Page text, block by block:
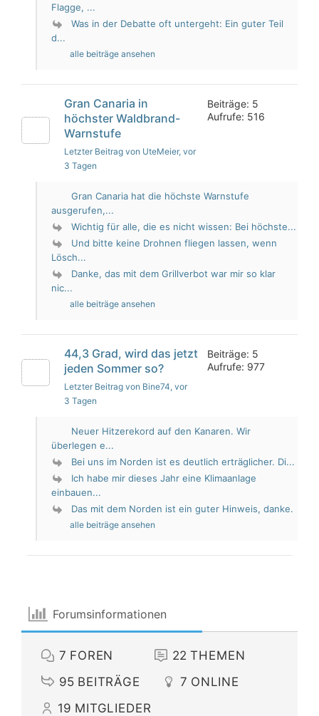
Flagge, ...
Was in der Debatte oft untergeht: Ein guter Teil
d...
alle beiträge ansehen
Gran Canaria in
höchster Waldbrand-
Warnstufe
Letzter Beitrag von UteMeier, vor
3 Tagen
Beiträge: 5
Aufrufe: 516
Gran Canaria hat die höchste Warnstufe
ausgerufen,...
Wichtig für alle, die es nicht wissen: Bei höchste...
Und bitte keine Drohnen fliegen lassen, wenn
Lösch...
Danke, das mit dem Grillverbot war mir so klar
nic...
alle beiträge ansehen
44,3 Grad, wird das jetzt
jeden Sommer so?
Letzter Beitrag von Bine74, vor
3 Tagen
Beiträge: 5
Aufrufe: 977
Neuer Hitzerekord auf den Kanaren. Wir
überlegen e...
Bei uns im Norden ist es deutlich erträglicher. Di...
Ich habe mir dieses Jahr eine Klimaanlage
einbauen...
Das mit dem Norden ist ein guter Hinweis, danke.
alle beiträge ansehen
Forumsinformationen
7 FOREN 22 THEMEN
95 BEITRÄGE 7 ONLINE
19 MITGLIEDER